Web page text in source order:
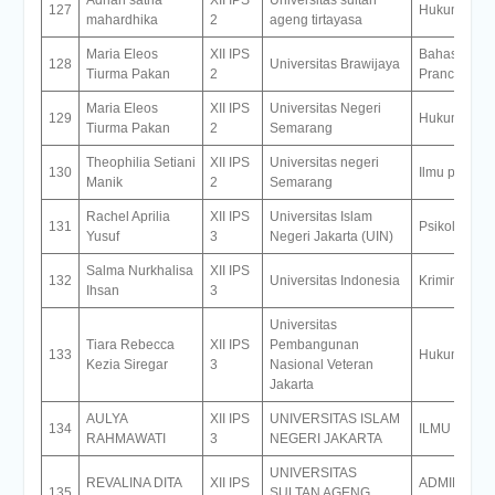
127
mahardhika
2
ageng tirtayasa
Hukum
128
Maria Eleos
Tiurma Pakan
XII IPS
2
Universitas Brawijaya
Bahasa dan
Prancis
129
Maria Eleos
Tiurma Pakan
XII IPS
2
Universitas Negeri
Semarang
Hukum
130
Theophilia Setiani
Manik
XII IPS
2
Universitas negeri
Semarang
Ilmu politik
131
Rachel Aprilia
Yusuf
XII IPS
3
Universitas Islam
Negeri Jakarta (UIN)
Psikologi
132
Salma Nurkhalisa
Ihsan
XII IPS
3
Universitas Indonesia Kriminologi
133
Tiara Rebecca
Kezia Siregar
XII IPS
3
Universitas
Pembangunan
Nasional Veteran
Jakarta
Hukum
134
AULYA
RAHMAWATI
XII IPS
3
UNIVERSITAS ISLAM
NEGERI JAKARTA
ILMU
REVALINA DITA
XII IPS
UNIVERSITAS